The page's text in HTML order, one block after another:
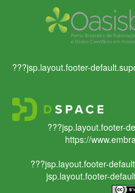
???jsp.layout.footer-
???jsp.layout.footer-
https://
???jsp.layout.footer-
jsp.layout.footer-